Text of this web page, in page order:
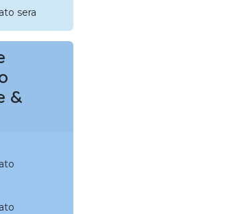
sera
&